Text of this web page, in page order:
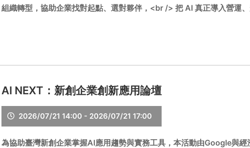
組織轉型，協助企業找對起點、選對夥伴，<br /> 把 AI 真正導入營運、
AI NEXT：新創企業創新應用論壇
2026/07/21 14:00 - 2026/07/21 17:00
為協助臺灣新創企業掌握AI應用趨勢與實務工具，本活動由Google與